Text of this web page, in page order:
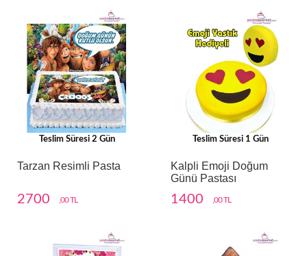
Teslim Süresi 2 Gün
Tarzan Resimli Pasta
2700 ,00 TL
Teslim Süresi 1 Gün
Kalpli Emoji Doğum
Günü Pastası
1400 ,00 TL